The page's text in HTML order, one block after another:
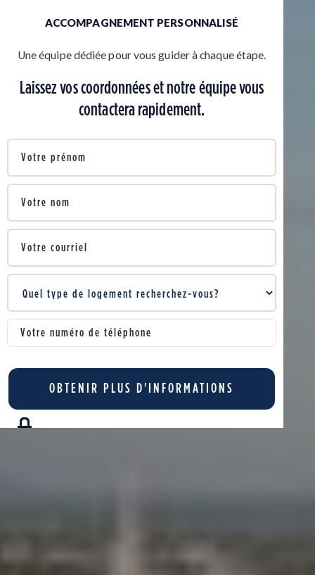
ACCOMPAGNEMENT PERSONNALISÉ
Une équipe dédiée pour vous guider à chaque étape.
Laissez vos coordonnées et notre équipe vous
contactera rapidement.